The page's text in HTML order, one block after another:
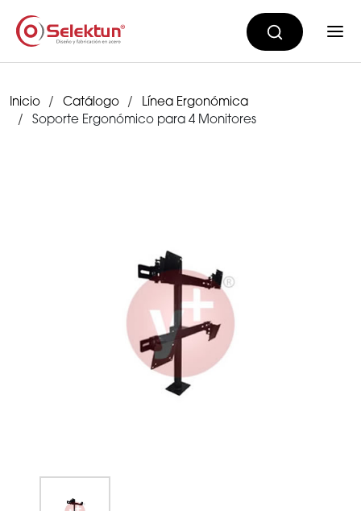
Inicio Catálogo
Línea Ergonómica
Soporte Ergonómico para 4 Monitores